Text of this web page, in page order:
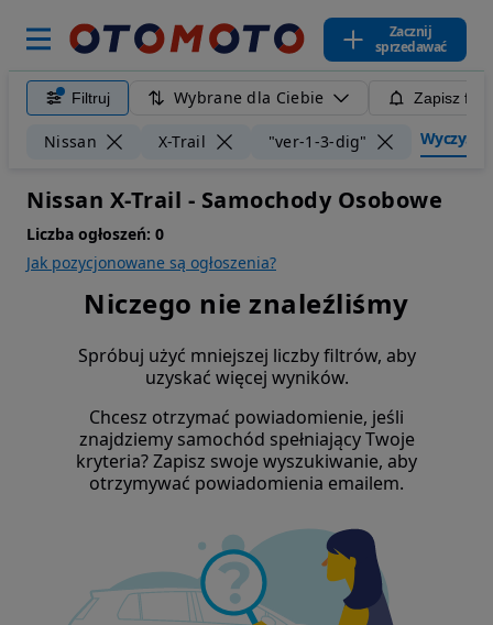
Zacznij
sprzedawać
Filtruj Wybrane dla Ciebie Zapisz
Nissan X-Trail "ver-1-3-dig" Wyczyść
Nissan X-Trail - Samochody Osobowe
Liczba ogłoszeń: 0
Jak pozycjonowane są ogłoszenia?
Niczego nie znaleźliśmy
Spróbuj użyć mniejszej liczby filtrów, aby
uzyskać więcej wyników.
Chcesz otrzymać powiadomienie, jeśli
znajdziemy samochód spełniający Twoje
kryteria? Zapisz swoje wyszukiwanie, aby
otrzymywać powiadomienia emailem.